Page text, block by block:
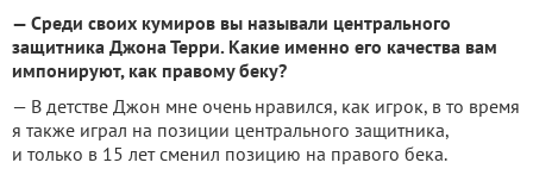
— Среди своих кумиров вы называли центрального
защитника Джона Терри. Какие именно его качества вам
импонируют, как правому беку?
— В детстве Джон мне очень нравился, как игрок, в то время
я также играл на позиции центрального защитника,
и только в 15 лет сменил позицию на правого бека.